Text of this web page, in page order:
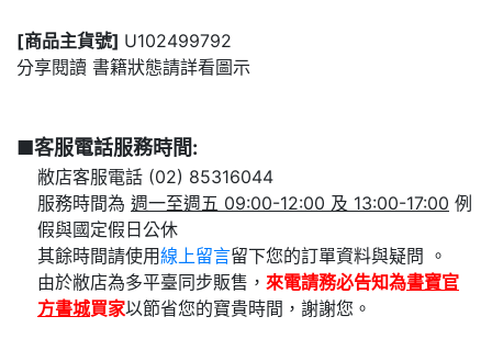
[商品主貨號] U102499792
分享閱讀 書籍狀態請詳看圖示
■客服電話服務時間:
敝店客服電話 (02) 85316044
服務時間為 週一至週五 09:00-12:00 及 13:00-17:00 例
假與國定假日公休
其餘時間請使用線上留言
留下您的訂單資料與疑問 。
由於敝店為多平臺同步販售， 來電請務必告知為書寶官
方書城買家以節省您的寶貴時間，謝謝您。